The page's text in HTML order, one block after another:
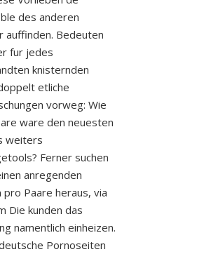
des anderen
auffinden. Bedeuten
fur jedes
knisternden
etliche
vorweg: Wie
ware den neuesten
weiters
Ferner suchen
anregenden
pro Paare heraus, via
Die kunden das
namentlich einheizen.
Pornoseiten